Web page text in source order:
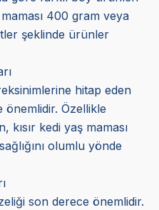
400 gram veya
şeklinde ürünler
hitap eden
Özellikle
kısır kedi yaş maması
olumlu yönde
son derece önemlidir.